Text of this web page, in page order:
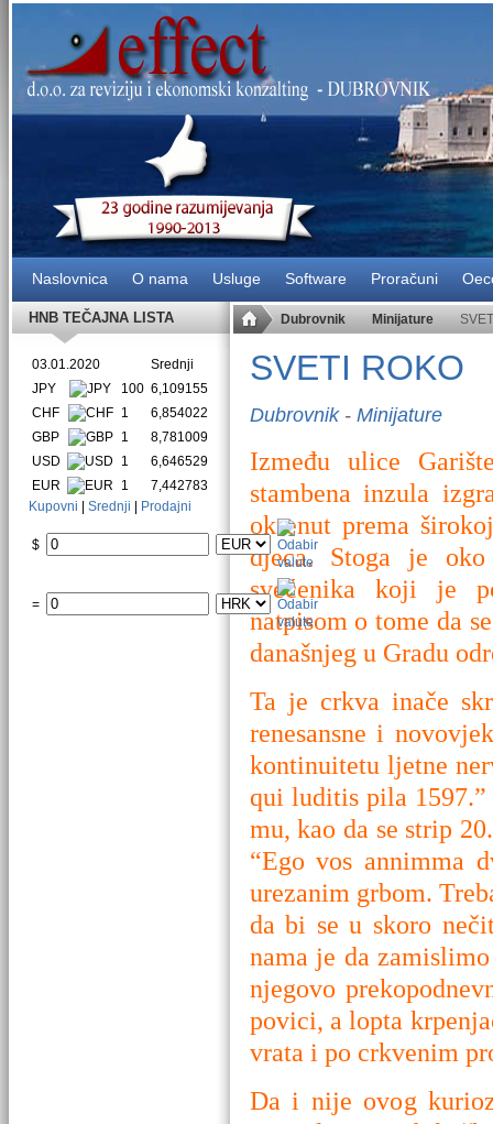
Naslovnica O nama Usluge Software Proračuni
Dubrovnik Minijature
SVETI ROKO
Dubrovnik - Minijature
Između ulice
stambena inzula
okrenut prema
djeca. Stoga je
svećenika koji je
natpisom o tome da
današnjeg u Gradu
Ta je crkva inače
renesansne i
kontinuitetu ljetne
qui luditis pila
mu, kao da se strip
“Ego vos annimma
urezanim grbom.
da bi se u skoro
nama je da
njegovo
povici, a lopta
vrata i po crkvenim
Da i nije ovog
HNB TEČAJNA LISTA
03.01.2020
Srednji
JPY
100 6,109155
CHF
1
6,854022
GBP
1
8,781009
USD
1
6,646529
EUR
1
7,442783
Kupovni
Srednji Prodajni
$
=